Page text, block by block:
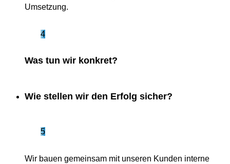
Umsetzung.
4
Was tun wir konkret?
Wie stellen wir den Erfolg sicher?
5
Wir bauen gemeinsam mit unseren Kunden interne